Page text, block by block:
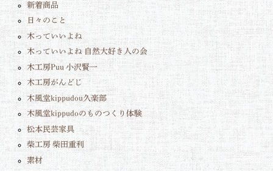
新着商品
日々のこと
木っていいよね
木っていいよね 自然大好き人の会
木工房Puu 小沢賢一
木工房がんどじ
木風堂kippudou久楽部
木風堂kippudoのものつくり体験
松本民芸家具
柴工房 柴田重利
素材